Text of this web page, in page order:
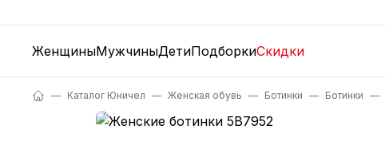
ЖенщиныМужчиныДетиПодборкиСкидки
Каталог Юничел Женская обувь Ботинки Ботинки